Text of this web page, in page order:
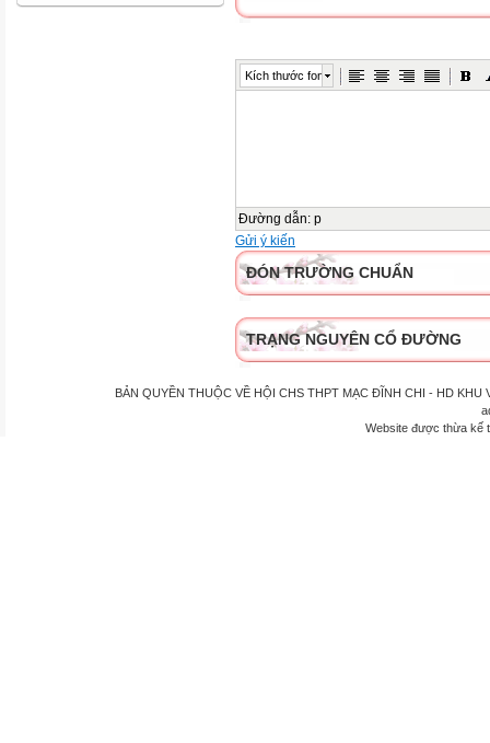
Kích thước font
Đường dẫn: p
Gửi ý kiến
ĐÓN TRƯỜNG CHUẨN
TRẠNG NGUYÊN CỔ ĐƯỜNG
BẢN QUYỀN THUỘC VỀ HỘI CHS THPT MẠC ĐĨNH CHI - HD
Website được thừa kế